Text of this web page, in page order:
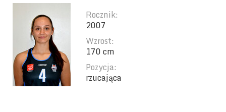
Rocznik:
2007
Wzrost:
170 cm
Pozycja:
rzucająca